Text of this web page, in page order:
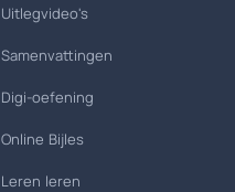
Uitlegvideo's
Samenvattingen
Digi-oefening
Online Bijles
Leren leren